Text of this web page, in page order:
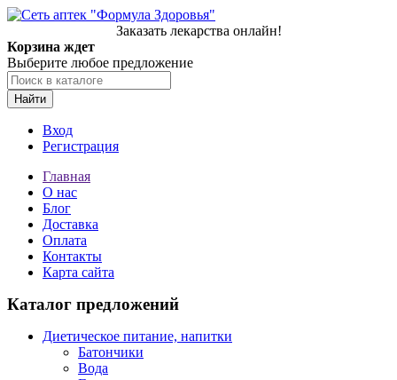
Заказать лекарства онлайн!
Корзина ждет
Выберите любое предложение
Найти
Вход
Регистрация
Главная
О нас
Блог
Доставка
Оплата
Контакты
Карта сайта
Каталог предложений
Диетическое питание, напитки
Батончики
Вода